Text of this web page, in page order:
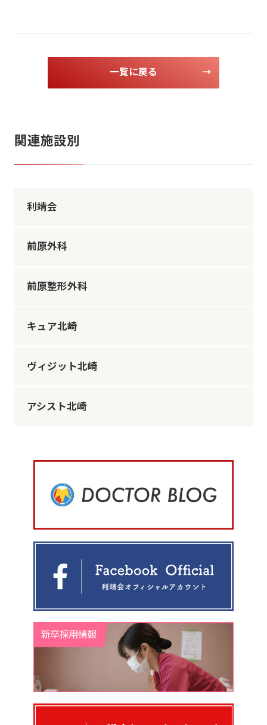
一覧に戻る →
関連施設別
利靖会
前原外科
前原整形外科
キュア北崎
ヴィジット北崎
アシスト北崎